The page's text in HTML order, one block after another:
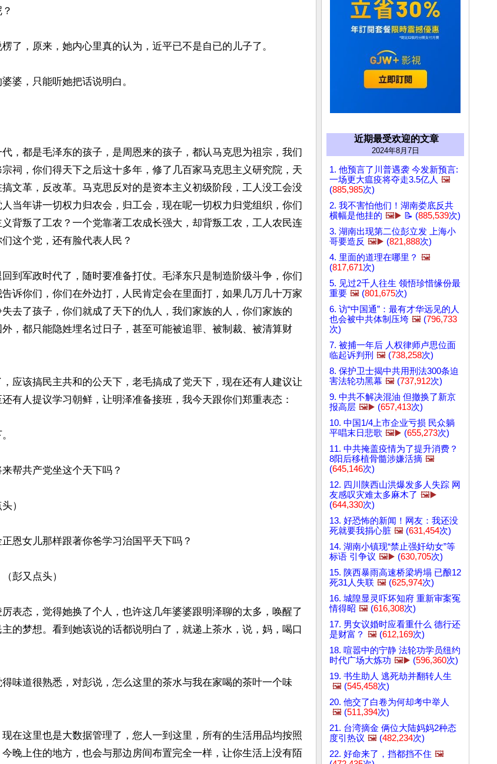
了，原来，她内心里真的认为，近平已不是自已的儿子了。
婆，只能听她把话说明白。
，都是毛泽东的孩子，是周恩来的孩子，都认马克思为祖宗，我们
祠，你们得天下之后这十多年，修了几百家马克思主义研究院，天
文革，反改革。马克思反对的是资本主义初级阶段，工人没工会没
当年讲一切权力归农会，归工会，现在呢一切权力归党组织，你们
背叛了工农？一个党靠著工农成长强大，却背叛工农，工人农民连
这个党，还有脸代表人民？
到军政时代了，随时要准备打仗。毛泽东只是制造阶级斗争，你们
诉你们，你们在外边打，人民肯定会在里面打，如果几万几十万家
去了孩子，你们就成了天下的仇人，我们家族的人，你们家族的
，都只能隐姓埋名过日子，甚至可能被追罪、被制裁、被清算财
应该搞民主共和的公天下，老毛搞成了党天下，现在还有人建议让
有人提议学习朝鲜，让明泽准备接班，我今天跟你们郑重表态：
帮共产党坐这个天下吗？
）
恩女儿那样跟著你爸学习治国平天下吗？
彭又点头）
表态，觉得她换了个人，也许这几年婆婆跟明泽聊的太多，唤醒了
的梦想。看到她该说的话都说明白了，就递上茶水，说，妈，喝口
味道很熟悉，对彭说，怎么这里的茶水与我在家喝的茶叶一个味
在这里也是大数据管理了，您人一到这里，所有的生活用品均按照
晚上住的地方，也会与那边房间布置完全一样，让你生活上没有陌
近期最受欢迎的文章
2024年8月7日
1. 他预言了川普遇袭 今发新预言:
一场更大瘟疫将夺走3.5亿人 🖼️
(885,985次)
2. 我不害怕他们！湖南娄底反共
横幅是他挂的 🖼️▶️ 📝 (885,539次)
3. 湖南出现第二位彭立发 上海小
哥要造反 🖼️▶️ (821,888次)
4. 里面的道理在哪里？ 🖼️
(817,671次)
5. 见过2千人往生 领悟珍惜缘份最
重要 🖼️ (801,675次)
6. 访“中国通”：最有才华远见的人
也会被中共体制压垮 🖼️ (796,733
次)
7. 被捕一年后 人权律师卢思位面
临起诉判刑 🖼️ (738,258次)
8. 保护卫士揭中共用刑法300条迫
害法轮功黑幕 🖼️ (737,912次)
9. 中共不解决混油 但撤换了新京
报高层 🖼️▶️ (657,413次)
10. 中国1/4上市企业亏损 民众躺
平唱末日悲歌 🖼️▶️ (655,273次)
11. 中共掩盖疫情为了提升消费？
8阳后移植骨髓涉嫌活摘 🖼️
(645,146次)
12. 四川陕西山洪爆发多人失踪 网
友感叹灾难太多麻木了 🖼️▶️
(644,330次)
13. 好恐怖的新闻！网友：我还没
死就要我捐心脏 🖼️ (631,454次)
14. 湖南小镇现“禁止强奸幼女”等
标语 引争议 🖼️▶️ (630,705次)
15. 陕西暴雨高速桥梁坍塌 已酿12
死31人失联 🖼️ (625,974次)
16. 城隍显灵吓坏知府 重新审案冤
情得昭 🖼️ (616,308次)
17. 男女议婚时应看重什么 德行还
是财富？ 🖼️ (612,169次)
18. 喧嚣中的宁静 法轮功学员纽约
时代广场大炼功 🖼️▶️ (596,360次)
19. 书生助人 逃死劫并翻转人生
🖼️ (545,458次)
20. 他交了白卷为何却考中举人
🖼️ (511,394次)
21. 台湾摘金 俩位大陆妈妈2种态
度引热议 🖼️ (482,234次)
22. 好命来了，挡都挡不住 🖼️